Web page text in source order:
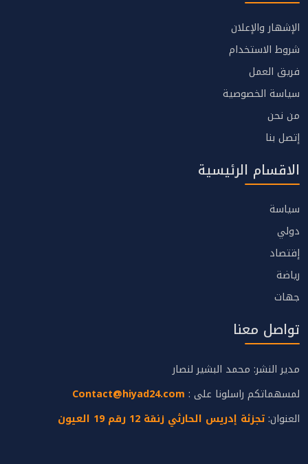
الإشهار والإعلان
شروط الاستخدام
فريق العمل
سياسة الخصوصية
من نحن
إتصل بنا
الاقسام الرئيسية
سياسة
دولي
إقتصاد
رياضة
جهات
تواصل معنا
مدير النشر: محمد البشير لنصار
لمسهماتكم راسلونا على : Contact@hiyad24.com
العنوان:تجزئة إدريس الحارثي زنقة 12 رقم 19 العيون